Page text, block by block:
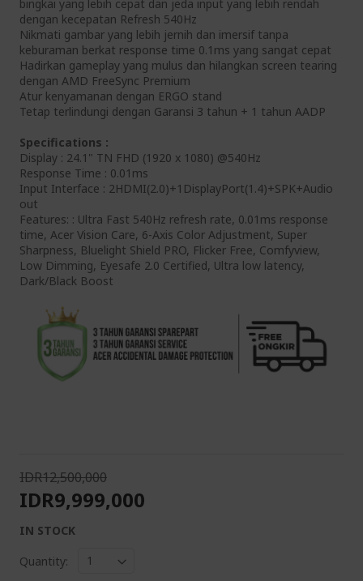
bingkai yang lebih cepat dan jeda input yang lebih rendah
dengan kecepatan Refresh 540Hz
Nikmati gambar yang lebih jernih dan imersif tanpa
keburaman berkat response time 0.1ms yang sangat cepat
Hadirkan gameplay yang mulus dan hilangkan screen tearing
dengan AMD FreeSync Premium
Atur kenyamanan dengan ERGO stand
Tetap terlindungi dengan Garansi 3 tahun + 1 tahun AADP
Specifications :
Display : 24.1" TN FHD (1920 x 1080) @540Hz
Response Time : 0.01ms
Input Interface : 2HDMI(2.0)+1DisplayPort(1.4)+SPK+Audio
out
Features: : Ultra Fast 540Hz refresh rate, 0.01ms response
time, Acer Vision Care, 6-Axis Color Adjustment, Super
Sharpness, Bluelight Shield PRO, Flicker Free, Comfyview,
Low Dimming, Eyesafe 2.0 Certified, Ultra low latency,
Dark/Black Boost
IDR12,500,000
IDR9,999,000
IN STOCK
Quantity: